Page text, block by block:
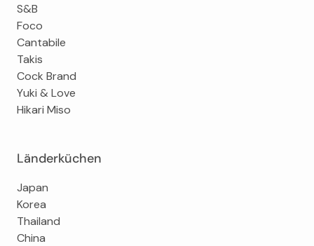
S&B
Foco
Cantabile
Takis
Cock Brand
Yuki & Love
Hikari Miso
Länderküchen
Japan
Korea
Thailand
China